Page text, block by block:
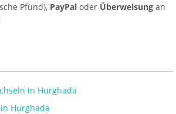
Pfund), PayPal oder Überweisung an
in Hurghada
Hurghada